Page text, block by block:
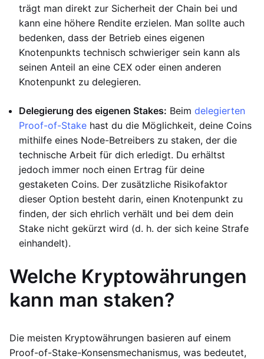
trägt man direkt zur Sicherheit der Chain bei und
kann eine höhere Rendite erzielen. Man sollte auch
bedenken, dass der Betrieb eines eigenen
Knotenpunkts technisch schwieriger sein kann als
seinen Anteil an eine CEX oder einen anderen
Knotenpunkt zu delegieren.
Delegierung des eigenen Stakes: Beim delegierten
Proof-of-Stake hast du die Möglichkeit, deine Coins
mithilfe eines Node-Betreibers zu staken, der die
technische Arbeit für dich erledigt. Du erhältst
jedoch immer noch einen Ertrag für deine
gestaketen Coins. Der zusätzliche Risikofaktor
dieser Option besteht darin, einen Knotenpunkt zu
finden, der sich ehrlich verhält und bei dem dein
Stake nicht gekürzt wird (d. h. der sich keine Strafe
einhandelt).
Welche Kryptowährungen
kann man staken?
Die meisten Kryptowährungen basieren auf einem
Proof-of-Stake-Konsensmechanismus, was bedeutet,